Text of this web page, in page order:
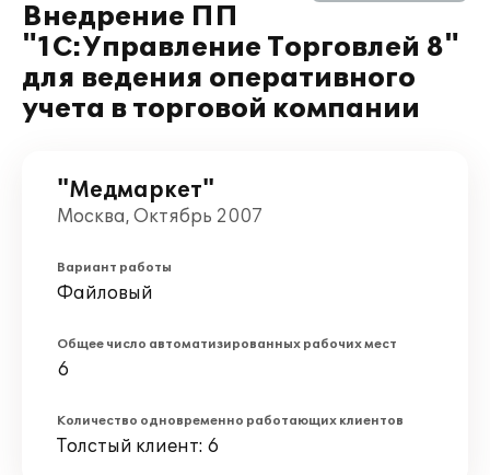
Внедрение ПП
"1С:Управление Торговлей 8"
для ведения оперативного
учета в торговой компании
"Медмаркет"
Москва, Октябрь 2007
Вариант работы
Файловый
Общее число автоматизированных рабочих мест
6
Количество одновременно работающих клиентов
Толстый клиент: 6